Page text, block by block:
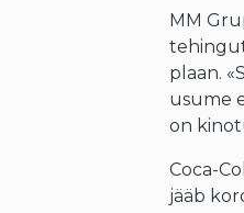
MM
plaan.
usume
on
Coca-
jääb